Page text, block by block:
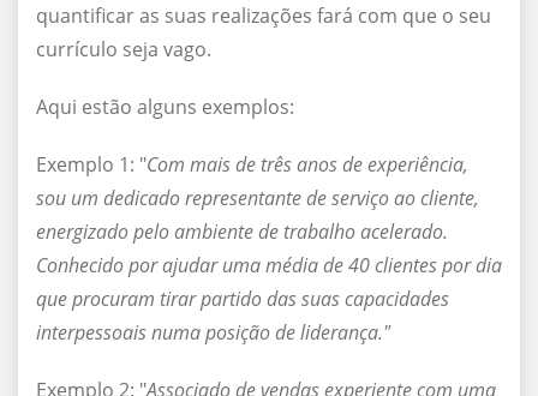
quantificar as suas realizações fará com que o seu
currículo seja vago.
Aqui estão alguns exemplos:
Exemplo 1: "Com mais de três anos de experiência,
sou um dedicado representante de serviço ao cliente,
energizado pelo ambiente de trabalho acelerado.
Conhecido por ajudar uma média de 40 clientes por dia
que procuram tirar partido das suas capacidades
interpessoais numa posição de liderança."
Exemplo 2: "Associado de vendas experiente com uma